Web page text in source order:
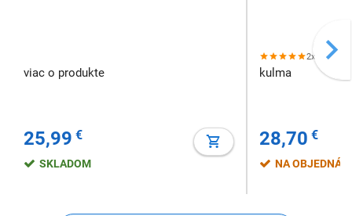
viac o produkte
25,99 €
SKLADOM
2x
kulma
28,70 €
NA